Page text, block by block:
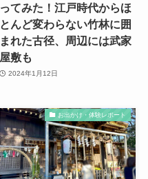
ってみた！江戸時代からほ
とんど変わらない竹林に囲
まれた古径、周辺には武家
屋敷も
2024年1月12日
お出かけ・体験レポート